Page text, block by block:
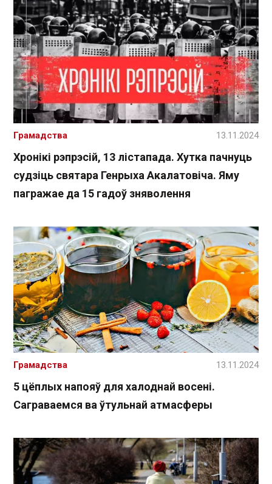
Хронікі рэпрэсій, 13 лістапада. Хутка пачнуць
судзіць святара Генрыха Акалатовіча. Яму
пагражае да 15 гадоў зняволення
Грамадства 13.11.2024
5 цёплых напояў для халоднай восені.
Саграваемся ва ўтульнай атмасферы
Грамадства 13.11.2024